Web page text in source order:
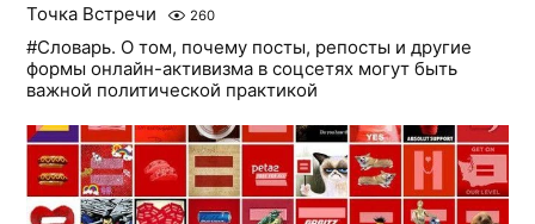
Точка Встречи 260
#Словарь. О том, почему посты, репосты и другие
формы онлайн-активизма в соцсетях могут быть
важной политической практикой